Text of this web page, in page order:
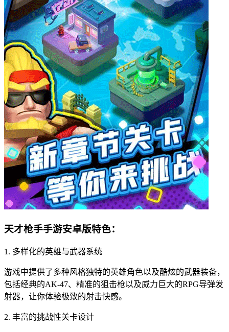
天才枪手手游安卓版特色：
1. 多样化的英雄与武器系统
游戏中提供了多种风格独特的英雄角色以及酷炫的武器装备，
包括经典的AK-47、精准的狙击枪以及威力巨大的RPG导弹发
射器，让你体验极致的射击快感。
2. 丰富的挑战性关卡设计